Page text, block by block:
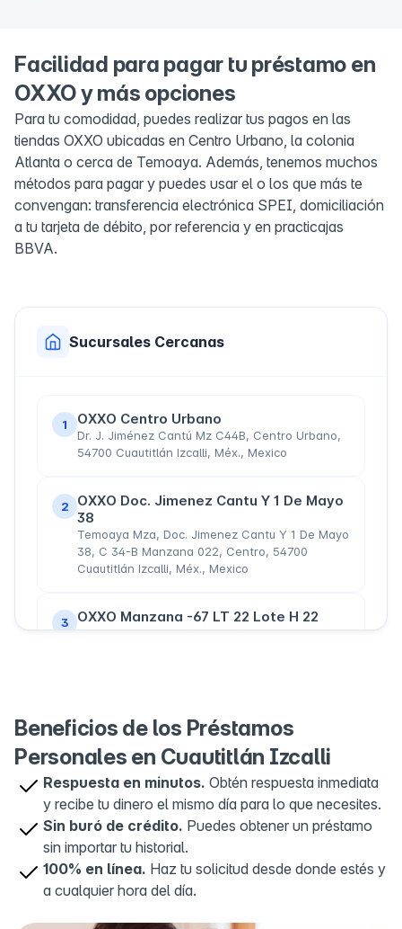
Facilidad para pagar tu préstamo en
OXXO y más opciones
Para tu comodidad, puedes realizar tus pagos en las
tiendas OXXO ubicadas en Centro Urbano, la colonia
Atlanta o cerca de Temoaya. Además, tenemos muchos
métodos para pagar y puedes usar el o los que más te
convengan: transferencia electrónica SPEI, domiciliación
a tu tarjeta de débito, por referencia y en practicajas
BBVA.
Sucursales Cercanas
1 OXXO Centro Urbano
Dr. J. Jiménez Cantú Mz C44B, Centro Urbano,
54700 Cuautitlán Izcalli, Méx., Mexico
2
OXXO Doc. Jimenez Cantu Y 1 De Mayo
38
Temoaya Mza, Doc. Jimenez Cantu Y 1 De Mayo
38, C 34-B Manzana 022, Centro, 54700
Cuautitlán Izcalli, Méx., Mexico
3 OXXO Manzana -67 LT 22 Lote H 22
Antartico Y De Los Valles, Manzana -67 LT 22
4 OXXO Bosques de Morelos
Nogales 87, Bosques de Morelos, 54760
Cuautitlán Izcalli, Méx., Mexico
5
OXXO De las Amazonas Supermanzana
EnsueÒos Manzana 002
Olimpo 25 Olimpo Y, De las Amazonas
Supermanzana EnsueÒos Manzana 002,
Ensueños, 54740 Cuautitlán Izcalli, Méx., Mexico
Beneficios de los Préstamos
Personales en Cuautitlán Izcalli
Respuesta en minutos. Obtén respuesta inmediata
y recibe tu dinero el mismo día para lo que necesites.
Sin buró de crédito. Puedes obtener un préstamo
sin importar tu historial.
100% en línea. Haz tu solicitud desde donde estés y
a cualquier hora del día.